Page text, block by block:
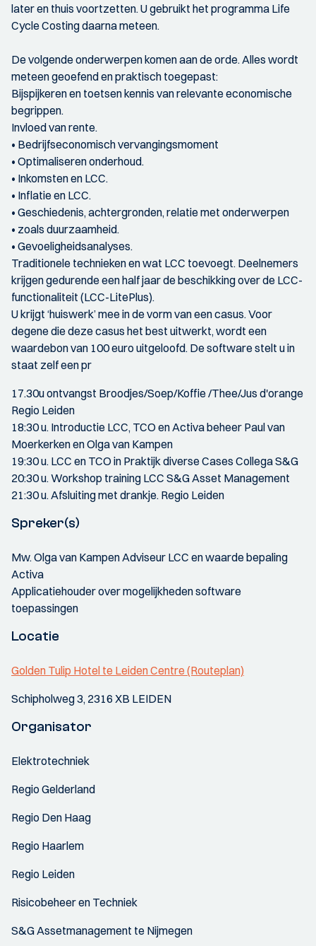
later en thuis voortzetten. U gebruikt het programma Life
Cycle Costing daarna meteen.
De volgende onderwerpen komen aan de orde. Alles wordt
meteen geoefend en praktisch toegepast:
Bijspijkeren en toetsen kennis van relevante economische
begrippen.
Invloed van rente.
• Bedrijfseconomisch vervangingsmoment
• Optimaliseren onderhoud.
• Inkomsten en LCC.
• Inflatie en LCC.
• Geschiedenis, achtergronden, relatie met onderwerpen
• zoals duurzaamheid.
• Gevoeligheidsanalyses.
Traditionele technieken en wat LCC toevoegt. Deelnemers
krijgen gedurende een half jaar de beschikking over de LCC-
functionaliteit (LCC-LitePlus).
U krijgt ‘huiswerk’ mee in de vorm van een casus. Voor
degene die deze casus het best uitwerkt, wordt een
waardebon van 100 euro uitgeloofd. De software stelt u in
staat zelf een pr
17.30u ontvangst Broodjes/Soep/Koffie /Thee/Jus d'orange
Regio Leiden
18:30 u. Introductie LCC, TCO en Activa beheer Paul van
Moerkerken en Olga van Kampen
19:30 u. LCC en TCO in Praktijk diverse Cases Collega S&G
20:30 u. Workshop training LCC S&G Asset Management
21:30 u. Afsluiting met drankje. Regio Leiden
Spreker(s)
Mw. Olga van Kampen Adviseur LCC en waarde bepaling
Activa
Applicatiehouder over mogelijkheden software
toepassingen
Locatie
Golden Tulip Hotel te Leiden Centre (Routeplan)
Schipholweg 3, 2316 XB LEIDEN
Organisator
Elektrotechniek
Regio Gelderland
Regio Den Haag
Regio Haarlem
Regio Leiden
Risicobeheer en Techniek
S&G Assetmanagement te Nijmegen